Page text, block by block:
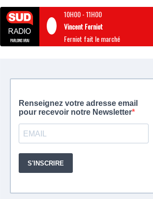
10H00-11H00
Vincent Ferniot
Ferniot fait le marché